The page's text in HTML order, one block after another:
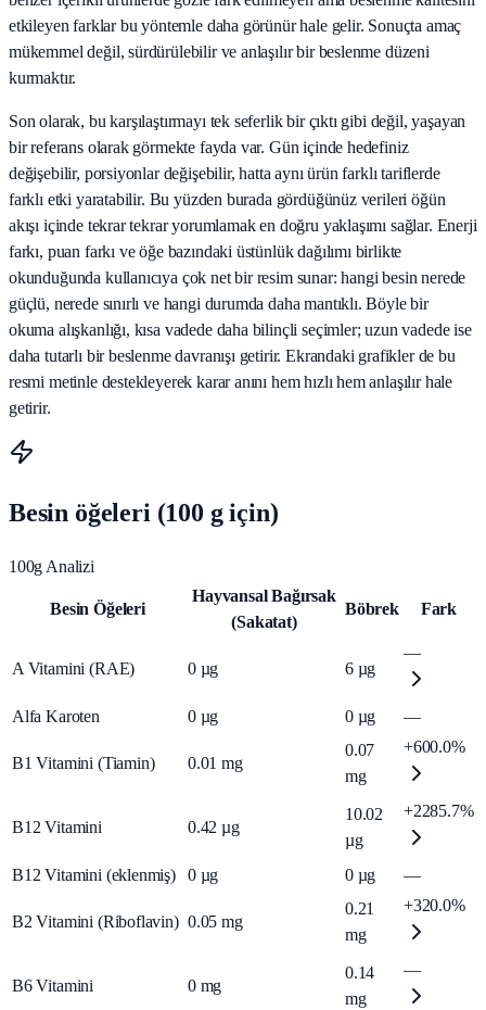
etkileyen farklar bu yöntemle daha görünür hale gelir. Sonuçta amaç
mükemmel değil, sürdürülebilir ve anlaşılır bir beslenme düzeni
kurmaktır.
Son olarak, bu karşılaştırmayı tek seferlik bir çıktı gibi değil, yaşayan
bir referans olarak görmekte fayda var. Gün içinde hedefiniz
değişebilir, porsiyonlar değişebilir, hatta aynı ürün farklı tariflerde
farklı etki yaratabilir. Bu yüzden burada gördüğünüz verileri öğün
akışı içinde tekrar tekrar yorumlamak en doğru yaklaşımı sağlar. Enerji
farkı, puan farkı ve öğe bazındaki üstünlük dağılımı birlikte
okunduğunda kullanıcıya çok net bir resim sunar: hangi besin nerede
güçlü, nerede sınırlı ve hangi durumda daha mantıklı. Böyle bir
okuma alışkanlığı, kısa vadede daha bilinçli seçimler; uzun vadede ise
daha tutarlı bir beslenme davranışı getirir. Ekrandaki grafikler de bu
resmi metinle destekleyerek karar anını hem hızlı hem anlaşılır hale
getirir.
Besin öğeleri (100 g için)
100g Analizi
Besin Öğeleri
Hayvansal Bağırsak
(Sakatat)
Böbrek Fark
A Vitamini (RAE) 0 µg 6 µg
—
Alfa Karoten 0 µg 0 µg —
B1 Vitamini (Tiamin) 0.01 mg
0.07
mg
+600.0%
B12 Vitamini 0.42 µg
10.02
µg
+2285.7%
B12 Vitamini (eklenmiş) 0 µg 0 µg —
B2 Vitamini (Riboflavin) 0.05 mg
0.21
mg
+320.0%
B6 Vitamini 0 mg
0.14
mg
—